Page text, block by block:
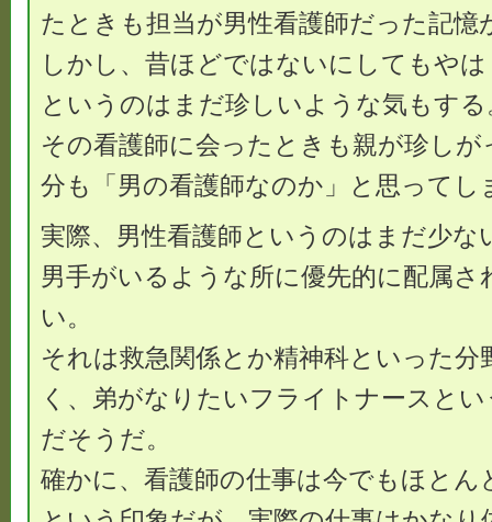
たときも担当が男性看護師だった記憶
しかし、昔ほどではないにしてもや
というのはまだ珍しいような気もす
その看護師に会ったときも親が珍し
分も「男の看護師なのか」と思ってし
実際、男性看護師というのはまだ少
男手がいるような所に優先的に配属
い。
それは救急関係とか精神科といった分
く、弟がなりたいフライトナースと
だそうだ。
確かに、看護師の仕事は今でもほとん